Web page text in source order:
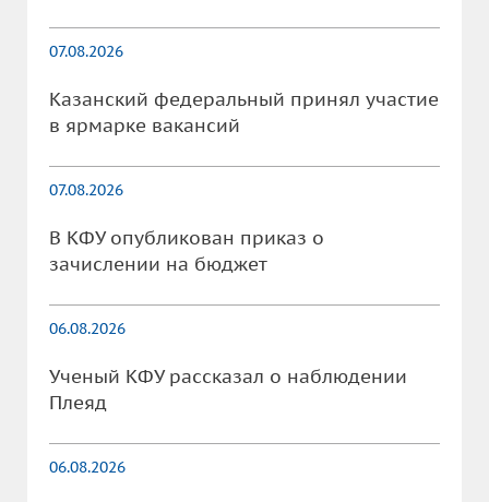
07.08.2026
Казанский федеральный принял участие
в ярмарке вакансий
07.08.2026
В КФУ опубликован приказ о
зачислении на бюджет
06.08.2026
Ученый КФУ рассказал о наблюдении
Плеяд
06.08.2026